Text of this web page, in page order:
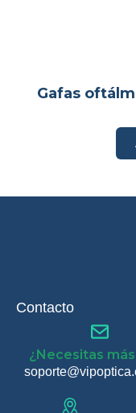
Gafas
Contacto
¿Necesitas